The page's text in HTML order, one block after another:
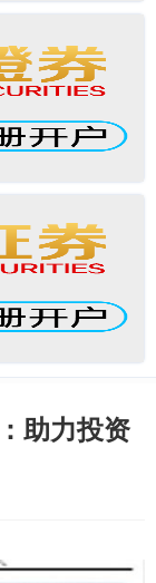
助力投资